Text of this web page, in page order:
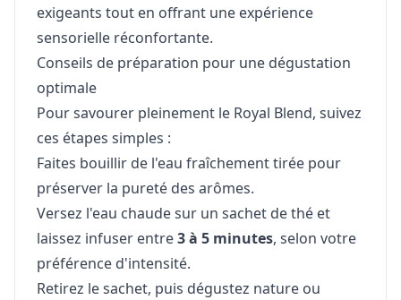
exigeants tout en offrant une expérience
sensorielle réconfortante.
Conseils de préparation pour une dégustation
optimale
Pour savourer pleinement le Royal Blend, suivez
ces étapes simples :
Faites bouillir de l'eau fraîchement tirée pour
préserver la pureté des arômes.
Versez l'eau chaude sur un sachet de thé et
laissez infuser entre3 à 5 minutes, selon votre
préférence d'intensité.
Retirez le sachet, puis dégustez nature ou